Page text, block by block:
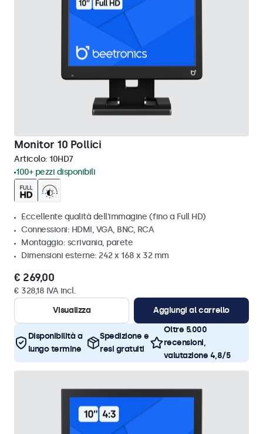
Monitor 10 Pollici
Articolo: 10HD7
100+ pezzi disponibili
Eccellente qualità dell'immagine (fino a Full HD)
Connessioni: HDMI, VGA, BNC, RCA
Montaggio: scrivania, parete
Dimensioni esterne: 242 x 168 x 32 mm
€ 269,00
€ 328,18 IVA incl.
Visualizza
Aggiungi al carrello
Disponibilità a
lungo termine
Spedizione e
resi gratuiti
Oltre 5.000
recensioni,
valutazione 4,8/5